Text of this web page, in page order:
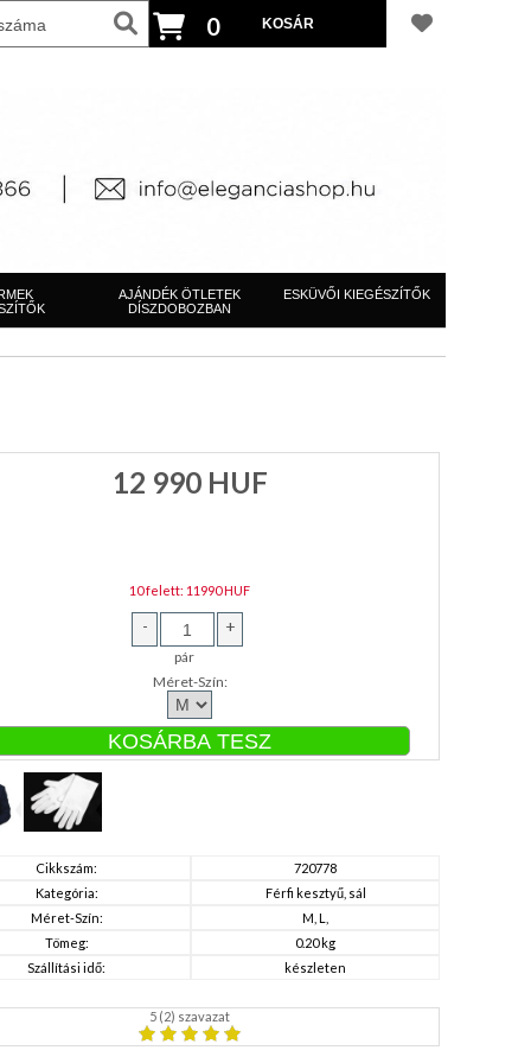
0
AJÁNDÉK ÖTLETEK
DÍSZDOBOZBAN
ESKÜVŐI KIEGÉSZÍTŐK
12 990HUF
10 felett: 11990 HUF
- +
pár
Méret-Szín:
Cikkszám:
720778
Kategória:
Férfi kesztyű, sál
Méret-Szín:
M, L,
Tömeg:
0.20 kg
Szállítási idő:
készleten
5 (2) szavazat